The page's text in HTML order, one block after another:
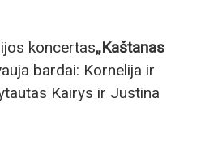
koncertas„Kaštanas
bardai: Kornelija ir
Kairys ir Justina